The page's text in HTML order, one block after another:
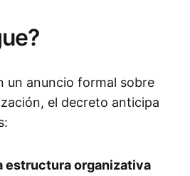
un anuncio formal sobre
el decreto anticipa
estructura organizativa